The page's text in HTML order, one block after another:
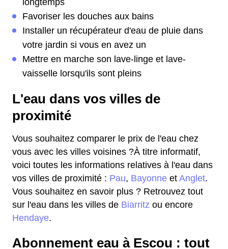
longtemps
Favoriser les douches aux bains
Installer un récupérateur d'eau de pluie dans
votre jardin si vous en avez un
Mettre en marche son lave-linge et lave-
vaisselle lorsqu'ils sont pleins
L'eau dans vos villes de
proximité
Vous souhaitez comparer le prix de l'eau chez
vous avec les villes voisines ?À titre informatif,
voici toutes les informations relatives à l'eau dans
vos villes de proximité : Pau, Bayonne et Anglet.
Vous souhaitez en savoir plus ? Retrouvez tout
sur l'eau dans les villes de Biarritz ou encore
Hendaye.
Abonnement eau à Escou : tout